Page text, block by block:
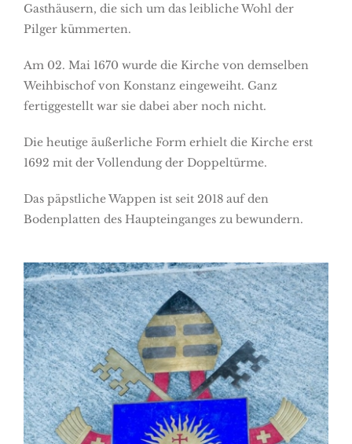
Gasthäusern, die sich um das leibliche Wohl der
Pilger kümmerten.
Am 02. Mai 1670 wurde die Kirche von demselben
Weihbischof von Konstanz eingeweiht. Ganz
fertiggestellt war sie dabei aber noch nicht.
Die heutige äußerliche Form erhielt die Kirche erst
1692 mit der Vollendung der Doppeltürme.
Das päpstliche Wappen ist seit 2018 auf den
Bodenplatten des Haupteinganges zu bewundern.